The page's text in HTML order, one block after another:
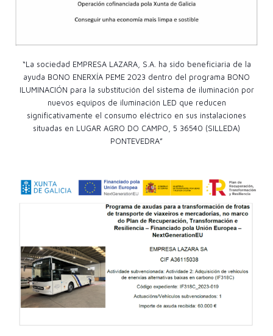
“La sociedad EMPRESA LAZARA, S.A. ha sido beneficiaria de la
ayuda BONO ENERXÍA PEME 2023 dentro del programa BONO
ILUMINACIÓN para la substitución del sistema de iluminación por
nuevos equipos de iluminación LED que reducen
significativamente el consumo eléctrico en sus instalaciones
situadas en LUGAR AGRO DO CAMPO, 5 36540 (SILLEDA)
PONTEVEDRA”